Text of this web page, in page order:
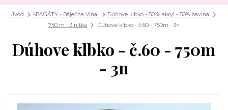
Úvod ŠPAGÁTY - Báječna Vlna
Dúhove klbko - 50 % akryl - 50% bavlna
750 m - 3 nitka
Dúhove klbko - č.60 - 750m - 3n
Dúhove klbko - č.60 - 750m
- 3n